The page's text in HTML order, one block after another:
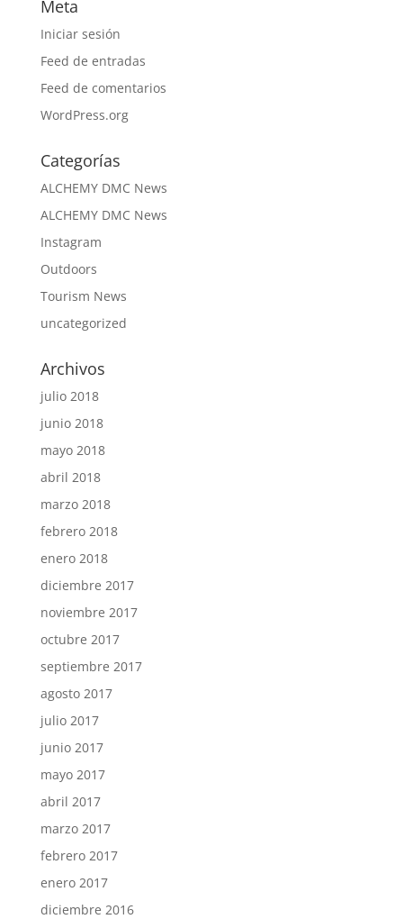
Meta
Iniciar sesión
Feed de entradas
Feed de comentarios
WordPress.org
Categorías
ALCHEMY DMC News
ALCHEMY DMC News
Instagram
Outdoors
Tourism News
uncategorized
Archivos
julio 2018
junio 2018
mayo 2018
abril 2018
marzo 2018
febrero 2018
enero 2018
diciembre 2017
noviembre 2017
octubre 2017
septiembre 2017
agosto 2017
julio 2017
junio 2017
mayo 2017
abril 2017
marzo 2017
febrero 2017
enero 2017
diciembre 2016